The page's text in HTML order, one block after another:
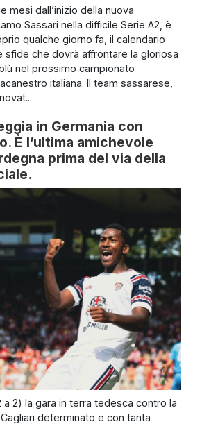
mesi dall’inizio della nuova
Sassari nella difficile Serie A2, è
qualche giorno fa, il calendario
sfide che dovrà affrontare la gloriosa
nel prossimo campionato
italiana. Il team sassarese,
in Germania con
È l’ultima amichevole
prima del via della
a 2) la gara in terra tedesca contro la
determinato e con tanta